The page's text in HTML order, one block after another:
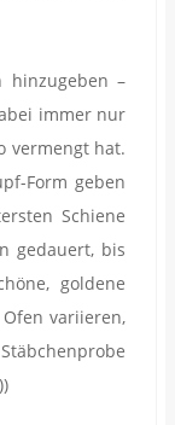
hinzugeben –
immer nur
vermengt hat.
Form geben
Schiene
gedauert, bis
goldene
variieren,